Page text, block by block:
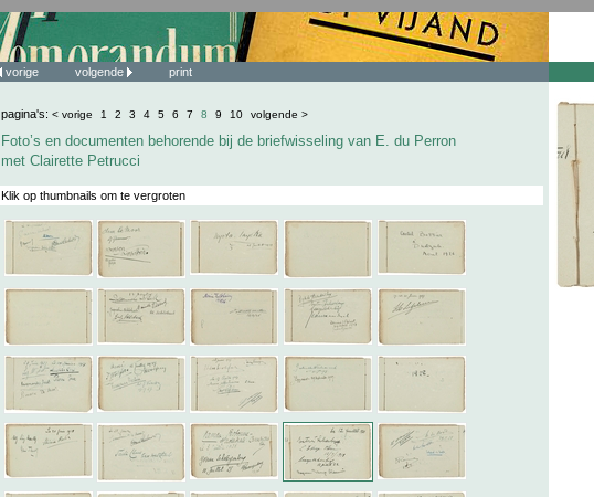
vorige volgende print
pagina's: < vorige 1 2 3 4 5 6 7 8 9 10 volgende >
Foto’s en documenten behorende bij de briefwisseling van E. du Perron
met Clairette Petrucci
Klik op thumbnails om te vergroten